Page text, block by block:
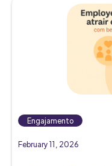
Engajamento
February 11, 2026